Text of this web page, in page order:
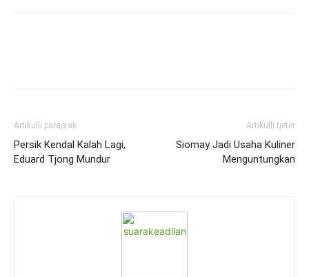
Artikulli paraprak
Persik Kendal Kalah Lagi,
Eduard Tjong Mundur
Artikulli tjetër
Siomay Jadi Usaha Kuliner
Menguntungkan